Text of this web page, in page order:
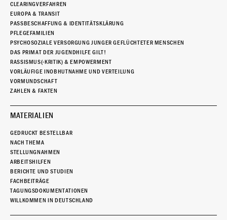
CLEARINGVERFAHREN
EUROPA & TRANSIT
PASSBESCHAFFUNG & IDENTITÄTSKLÄRUNG
PFLEGEFAMILIEN
PSYCHOSOZIALE VERSORGUNG JUNGER GEFLÜCHTETER MENSCHEN
DAS PRIMAT DER JUGENDHILFE GILT!
RASSISMUS(-KRITIK) & EMPOWERMENT
VORLÄUFIGE INOBHUTNAHME UND VERTEILUNG
VORMUNDSCHAFT
ZAHLEN & FAKTEN
MATERIALIEN
GEDRUCKT BESTELLBAR
NACH THEMA
STELLUNGNAHMEN
ARBEITSHILFEN
BERICHTE UND STUDIEN
FACHBEITRÄGE
TAGUNGSDOKUMENTATIONEN
WILLKOMMEN IN DEUTSCHLAND